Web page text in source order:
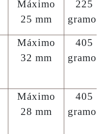
Máximo
25 mm
225
gramos
Máximo
32 mm
405
gramos
Máximo
28 mm
405
gramos